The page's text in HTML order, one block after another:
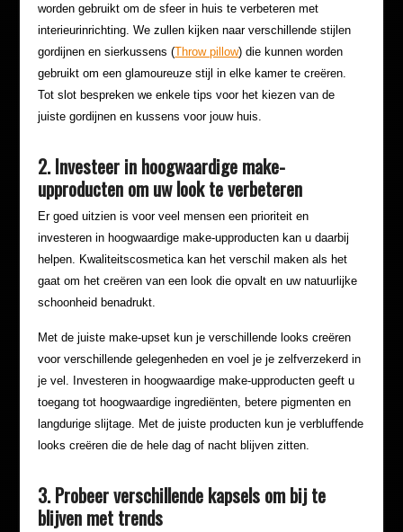
worden gebruikt om de sfeer in huis te verbeteren met
interieurinrichting. We zullen kijken naar verschillende stijlen
gordijnen en sierkussens (Throw pillow) die kunnen worden
gebruikt om een glamoureuze stijl in elke kamer te creëren.
Tot slot bespreken we enkele tips voor het kiezen van de
juiste gordijnen en kussens voor jouw huis.
2. Investeer in hoogwaardige make-
upproducten om uw look te verbeteren
Er goed uitzien is voor veel mensen een prioriteit en
investeren in hoogwaardige make-upproducten kan u daarbij
helpen. Kwaliteitscosmetica kan het verschil maken als het
gaat om het creëren van een look die opvalt en uw natuurlijke
schoonheid benadrukt.
Met de juiste make-upset kun je verschillende looks creëren
voor verschillende gelegenheden en voel je je zelfverzekerd in
je vel. Investeren in hoogwaardige make-upproducten geeft u
toegang tot hoogwaardige ingrediënten, betere pigmenten en
langdurige slijtage. Met de juiste producten kun je verbluffende
looks creëren die de hele dag of nacht blijven zitten.
3. Probeer verschillende kapsels om bij te
blijven met trends